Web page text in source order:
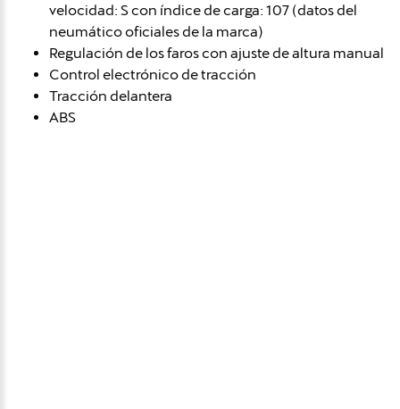
velocidad: S con índice de carga: 107 (datos del
neumático oficiales de la marca)
Regulación de los faros con ajuste de altura manual
Control electrónico de tracción
Tracción delantera
ABS